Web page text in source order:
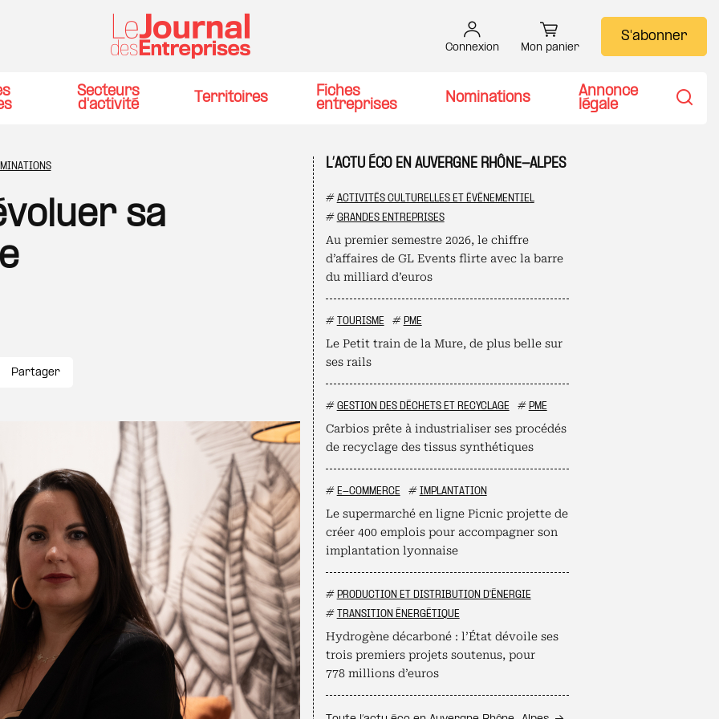
Connexion Mon panier
S'abonner
Secteurs
d'activité
Territoires
Fiches
entreprises
Nominations
Annonce
légale
sa
Partager
L’ACTU ÉCO EN AUVERGNE RHÔNE-ALPES
# ACTIVITÉS CULTURELLES ET ÉVÉNEMENTIEL
# GRANDES ENTREPRISES
Au premier semestre 2026, le chiffre
d’affaires de GL Events flirte avec la barre
du milliard d’euros
# TOURISME # PME
Le Petit train de la Mure, de plus belle sur
ses rails
# GESTION DES DÉCHETS ET RECYCLAGE # PME
Carbios prête à industrialiser ses procédés
de recyclage des tissus synthétiques
# E-COMMERCE # IMPLANTATION
Le supermarché en ligne Picnic projette de
créer 400 emplois pour accompagner son
implantation lyonnaise
# PRODUCTION ET DISTRIBUTION D'ÉNERGIE
# TRANSITION ÉNERGÉTIQUE
Hydrogène décarboné : l’État dévoile ses
trois premiers projets soutenus, pour
778 millions d’euros